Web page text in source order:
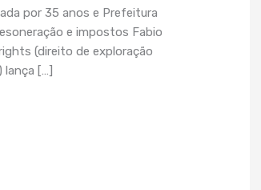
por 35 anos e Prefeitura
e impostos Fabio
(direito de exploração
lança […]